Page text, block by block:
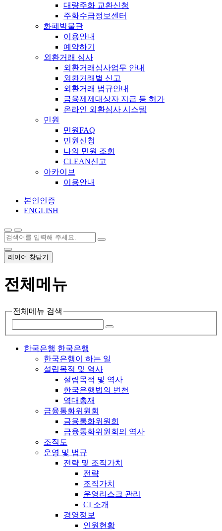
대량주화 교환신청
주화수급정보센터
화폐박물관
이용안내
예약하기
외환거래 심사
외환거래심사업무 안내
외환거래별 신고
외환거래 법규안내
금융제제대상자 지급 등 허가
온라인 외환심사 시스템
민원
민원FAQ
민원신청
나의 민원 조회
CLEAN신고
아카이브
이용안내
본인인증
ENGLISH
레이어 창닫기
전체메뉴
전체메뉴 검색
한국은행 한국은행
한국은행이 하는 일
설립목적 및 역사
설립목적 및 역사
한국은행법의 변천
역대총재
금융통화위원회
금융통화위원회
금융통화위원회의 역사
조직도
운영 및 법규
전략 및 조직가치
전략
조직가치
운영리스크 관리
CI 소개
경영정보
인원현황